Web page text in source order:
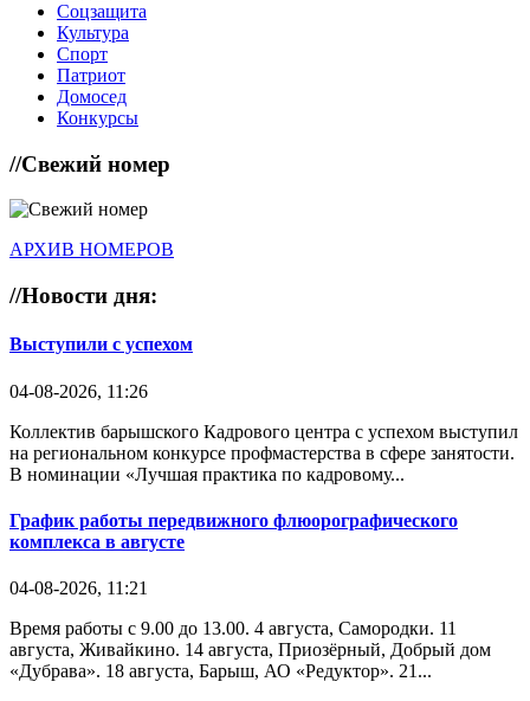
Соцзащита
Культура
Спорт
Патриот
Домосед
Конкурсы
//Свежий номер
АРХИВ НОМЕРОВ
//Новости дня:
Выступили с успехом
04-08-2026, 11:26
Коллектив барышского Кадрового центра с успехом выступил
на региональном конкурсе профмастерства в сфере занятости.
В номинации «Лучшая практика по кадровому...
График работы передвижного флюорографического
комплекса в августе
04-08-2026, 11:21
Время работы с 9.00 до 13.00. 4 августа, Самородки. 11
августа, Живайкино. 14 августа, Приозёрный, Добрый дом
«Дубрава». 18 августа, Барыш, АО «Редуктор». 21...